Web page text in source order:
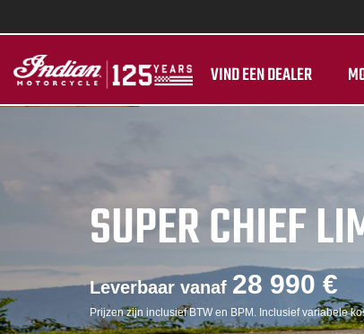
VIND EEN DEALER
SUPER CHIEF
Leverbaar vanaf 28 990 €
Prijzen zijn inclusief BTW en BPM. Inclusief variabele